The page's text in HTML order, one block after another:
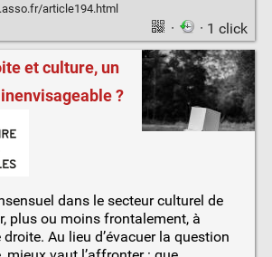
article194.html
· · 1 click
et culture, un
?
dans le secteur culturel de
plus ou moins frontalement, à
droite. Au lieu d’évacuer la question